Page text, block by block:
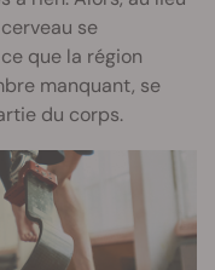
se
que la région
manquant, se
du corps.